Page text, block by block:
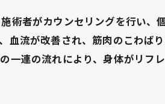
術者がカウンセリングを行い、
血流が改善され、筋肉のこわば
一連の流れにより、身体がリフ